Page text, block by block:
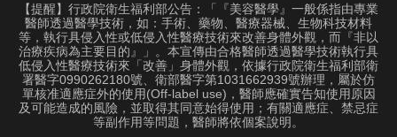
【提醒】行政院衛生福利部公告：「『美容醫學』一般係指由專業
醫師透過醫學技術，如：手術、藥物、醫療器械、生物科技材料
等，執行具侵入性或低侵入性醫療技術來改善身體外觀，而『非以
治療疾病為主要目的』」。本宣傳由合格醫師透過醫學技術執行具
低侵入性醫療技術來「改善」身體外觀，依據行政院衛生福利部衛
署醫字0990262180號、衛部醫字第1031662939號辦理，屬於仿
單核准適應症外的使用(Off-label use)，醫師應確實告知使用原因
及可能造成的風險，並取得其同意始得使用；有關適應症、禁忌症
等副作用等問題，醫師將依個案說明。